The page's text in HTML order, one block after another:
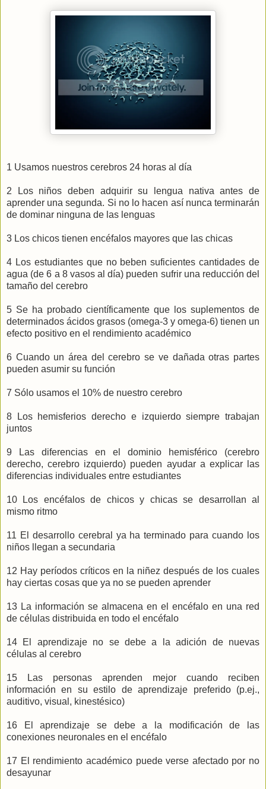
1 Usamos nuestros cerebros 24 horas al día
2 Los niños deben adquirir su lengua nativa antes de
aprender una segunda. Si no lo hacen así nunca terminarán
de dominar ninguna de las lenguas
3 Los chicos tienen encéfalos mayores que las chicas
4 Los estudiantes que no beben suficientes cantidades de
agua (de 6 a 8 vasos al día) pueden sufrir una reducción del
tamaño del cerebro
5 Se ha probado científicamente que los suplementos de
determinados ácidos grasos (omega-3 y omega-6) tienen un
efecto positivo en el rendimiento académico
6 Cuando un área del cerebro se ve dañada otras partes
pueden asumir su función
7 Sólo usamos el 10% de nuestro cerebro
8 Los hemisferios derecho e izquierdo siempre trabajan
juntos
9 Las diferencias en el dominio hemisférico (cerebro
derecho, cerebro izquierdo) pueden ayudar a explicar las
diferencias individuales entre estudiantes
10 Los encéfalos de chicos y chicas se desarrollan al
mismo ritmo
11 El desarrollo cerebral ya ha terminado para cuando los
niños llegan a secundaria
12 Hay períodos críticos en la niñez después de los cuales
hay ciertas cosas que ya no se pueden aprender
13 La información se almacena en el encéfalo en una red
de células distribuida en todo el encéfalo
14 El aprendizaje no se debe a la adición de nuevas
células al cerebro
15 Las personas aprenden mejor cuando reciben
información en su estilo de aprendizaje preferido (p.ej.,
auditivo, visual, kinestésico)
16 El aprendizaje se debe a la modificación de las
conexiones neuronales en el encéfalo
17 El rendimiento académico puede verse afectado por no
desayunar